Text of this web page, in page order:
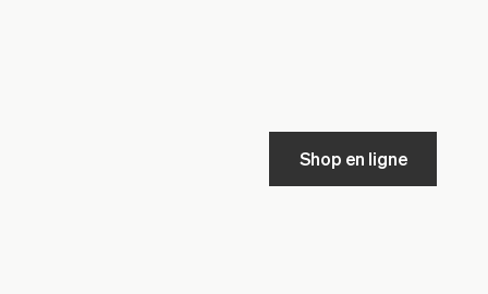
Shop en ligne